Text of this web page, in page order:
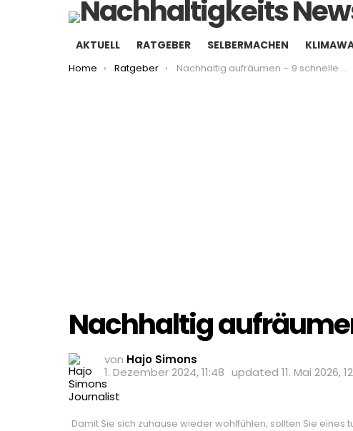
AKTUELL RATGEBER SELBERMACHEN
You are here:
Home Ratgeber Nachhaltig aufräumen – 9 schnelle Tipps
Nachhaltig
von Hajo Simons
1. Dezember 2024, 11:48 updated 11. Mai 2026,
Damit Sie sich zuhause wieder wohlfühlen, sollten Sie